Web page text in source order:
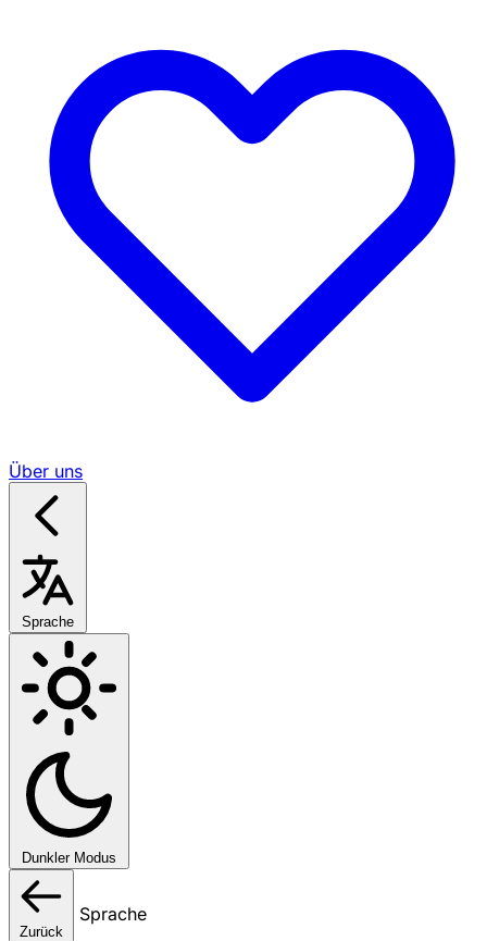
Über uns
Sprache
Dunkler Modus
Zurück
Sprache